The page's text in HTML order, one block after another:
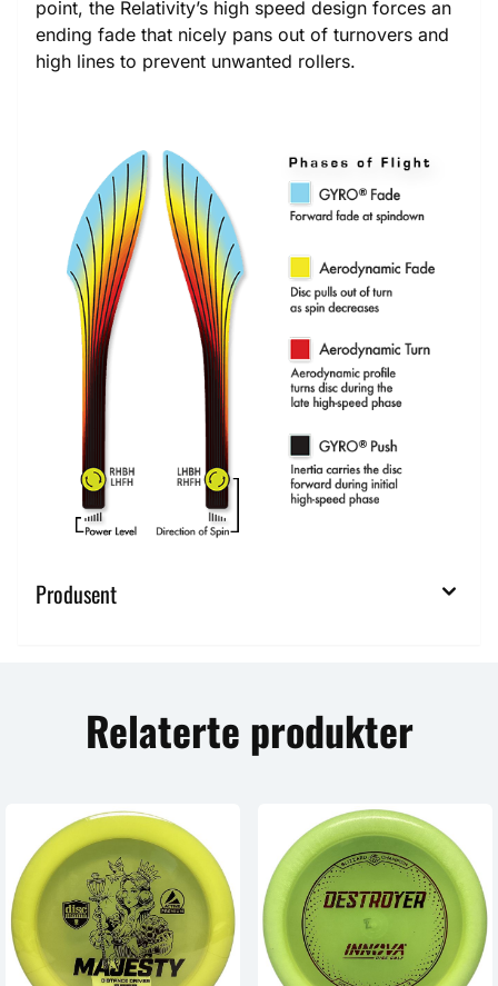
point, the Relativity’s high speed design forces an
ending fade that nicely pans out of turnovers and
high lines to prevent unwanted rollers.
Produsent
Relaterte produkter